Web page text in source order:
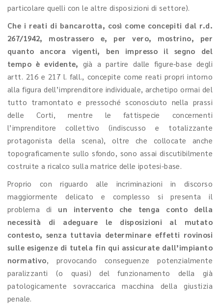
particolare quelli con le altre disposizioni di settore).
Che i reati di bancarotta, così come concepiti dal r.d.
267/1942, mostrassero e, per vero, mostrino, per
quanto ancora vigenti, ben impresso il segno del
tempo è evidente, già a partire dalle figure-base degli
artt. 216 e 217 l. fall., concepite come reati propri intorno
alla figura dell’imprenditore individuale, archetipo ormai del
tutto tramontato e pressoché sconosciuto nella prassi
delle Corti, mentre le fattispecie concernenti
l’imprenditore collettivo (indiscusso e totalizzante
protagonista della scena), oltre che collocate anche
topograficamente sullo sfondo, sono assai discutibilmente
costruite a ricalco sulla matrice delle ipotesi-base.
Proprio con riguardo alle incriminazioni in discorso
maggiormente delicato e complesso si presenta il
problema di un intervento che tenga conto della
necessità di adeguare le disposizioni al mutato
contesto, senza tuttavia determinare effetti rovinosi
sulle esigenze di tutela fin qui assicurate dall’impianto
normativo, provocando conseguenze potenzialmente
paralizzanti (o quasi) del funzionamento della già
patologicamente sovraccarica macchina della giustizia
penale.